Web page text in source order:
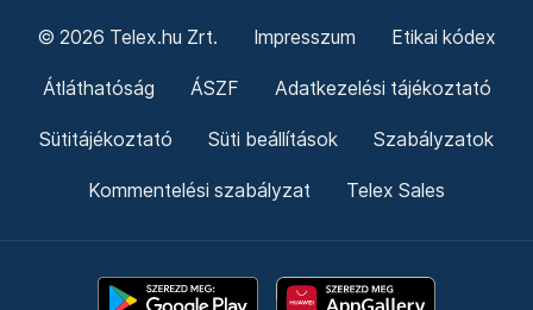
© 2026 Telex.hu Zrt. Impresszum Etikai kódex
Átláthatóság ÁSZF Adatkezelési tájékoztató
Sütitájékoztató Süti beállítások Szabályzatok
Kommentelési szabályzat Telex Sales